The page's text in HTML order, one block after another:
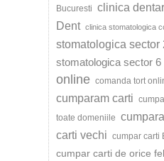
Bucuresti clinica
Dent clinica stomatologica
stomatologica sector
stomatologica sector 6
online comanda tort
cumparam carti
toate domeniile
carti vechi cumpar carti
cumpar carti de orice fel